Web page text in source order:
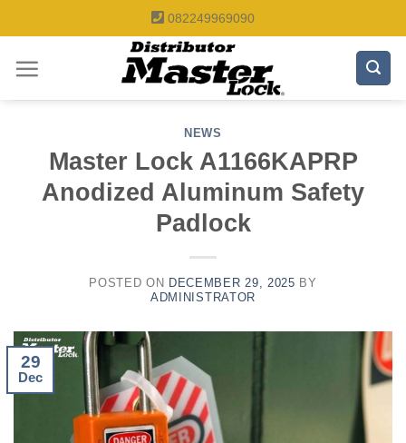
to
content
082249969090
NEWS
Master Lock A1166KAPRP
Anodized Aluminum Safety
Padlock
POSTED ON DECEMBER 29, 2025 BY
ADMINISTRATOR
29
Dec